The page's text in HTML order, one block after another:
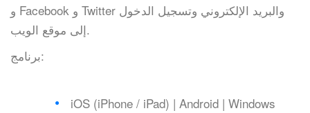
و Facebook و Twitter والبريد الإلكتروني وتسجيل الدخول
إلى موقع الويب.
برنامج:
iOS (iPhone / iPad) | Android | Windows